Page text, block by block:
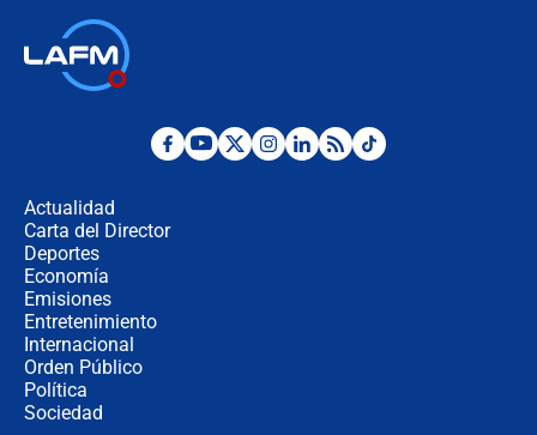
Posesión de Abelardo De La Espriella
Actualidad
Carta del Director
Deportes
Economía
Emisiones
Entretenimiento
Internacional
Orden Público
Política
Sociedad